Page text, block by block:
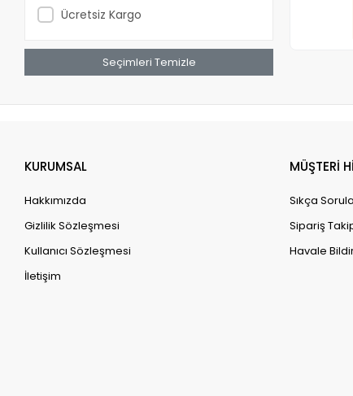
Ücretsiz Kargo
Seçimleri Temizle
KURUMSAL
Hakkımızda
Gizlilik Sözleşmesi
Kullanıcı Sözleşmesi
İletişim
MÜŞTERİ
Sıkça
Sipariş
Havale